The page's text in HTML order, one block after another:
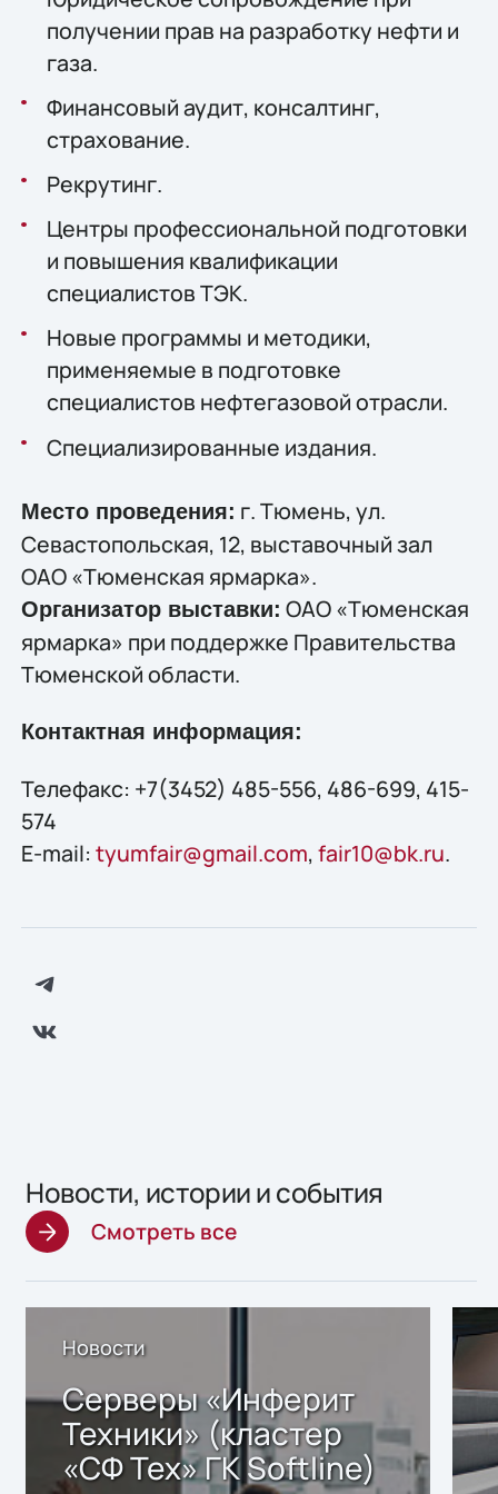
получении прав на разработку нефти и
газа.
Финансовый аудит, консалтинг,
страхование.
Рекрутинг.
Центры профессиональной подготовки
и повышения квалификации
специалистов ТЭК.
Новые программы и методики,
применяемые в подготовке
специалистов нефтегазовой отрасли.
Специализированные издания.
Место проведения: г. Тюмень, ул.
Севастопольская, 12, выставочный зал
ОАО «Тюменская ярмарка».
Организатор выставки: ОАО «Тюменская
ярмарка» при поддержке Правительства
Тюменской области.
Контактная информация:
Телефакс: +7(3452) 485-556, 486-699, 415-
574
E-mail: tyumfair@gmail.com, fair10@bk.ru.
Новости, истории и события
Смотреть все
Новости
Серверы «Инферит
Техники» (кластер
«СФ Тех» ГК Softline)